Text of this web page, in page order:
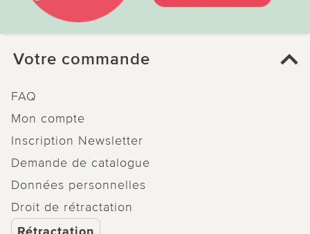
Votre commande
FAQ
Mon compte
Inscription Newsletter
Demande de catalogue
Données personnelles
Droit de rétractation